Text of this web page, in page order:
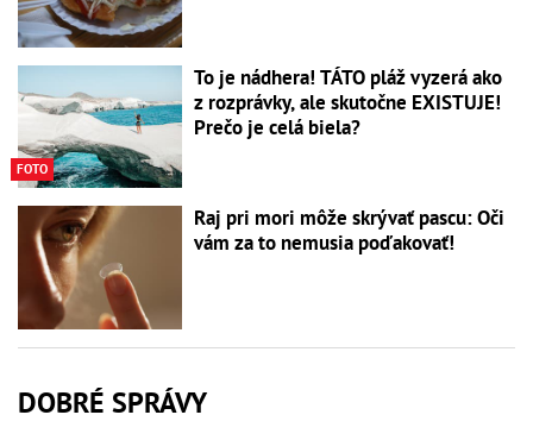
FOTO
To je nádhera! TÁTO pláž vyzerá ako
z rozprávky, ale skutočne EXISTUJE!
Prečo je celá biela?
Raj pri mori môže skrývať pascu: Oči
vám za to nemusia poďakovať!
DOBRÉ SPRÁVY